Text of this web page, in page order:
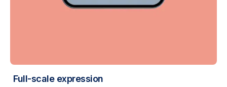
Full-scale expression